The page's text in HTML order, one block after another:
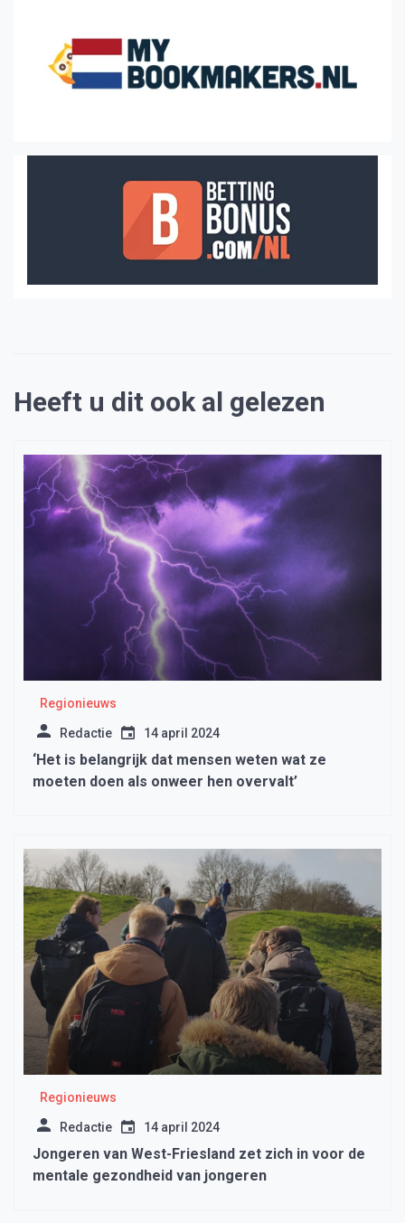
Heeft u dit ook al gelezen
Regionieuws
Redactie 14 april 2024
‘Het is belangrijk dat mensen weten wat ze
moeten doen als onweer hen overvalt’
Regionieuws
Redactie 14 april 2024
Jongeren van West-Friesland zet zich in voor de
mentale gezondheid van jongeren